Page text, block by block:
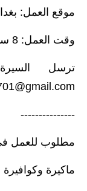
موقع العمل:
وقت العمل: 8 ساعات يوميا
ترسل
---------------
مطلوب للعمل
ماكيرة